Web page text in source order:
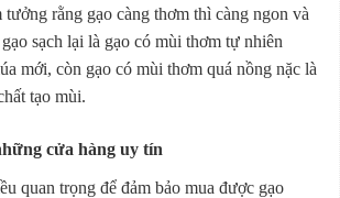
rằng gạo càng thơm thì càng ngon và
sạch lại là gạo có mùi thơm tự nhiên
mới, còn gạo có mùi thơm quá nồng nặc là
tạo mùi.
cửa hàng uy tín
quan trọng để đảm bảo mua được gạo